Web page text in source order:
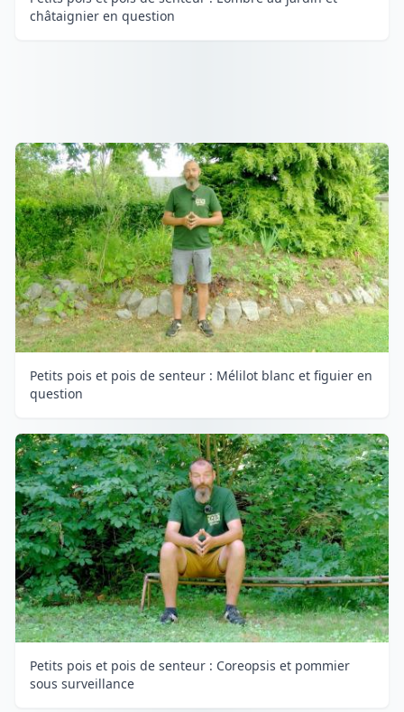
châtaignier en question
Petits pois et pois de senteur : Mélilot blanc et figuier en
question
Petits pois et pois de senteur : Coreopsis et pommier
sous surveillance